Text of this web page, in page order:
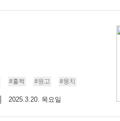
#훌쩍 #원고 #뭉치
2025.3.20. 목요일